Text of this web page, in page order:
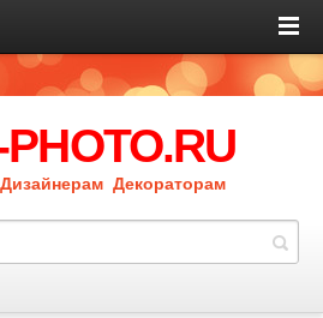
Декораторам